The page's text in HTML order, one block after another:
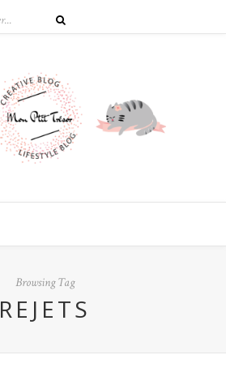
Browsing Tag
REJETS